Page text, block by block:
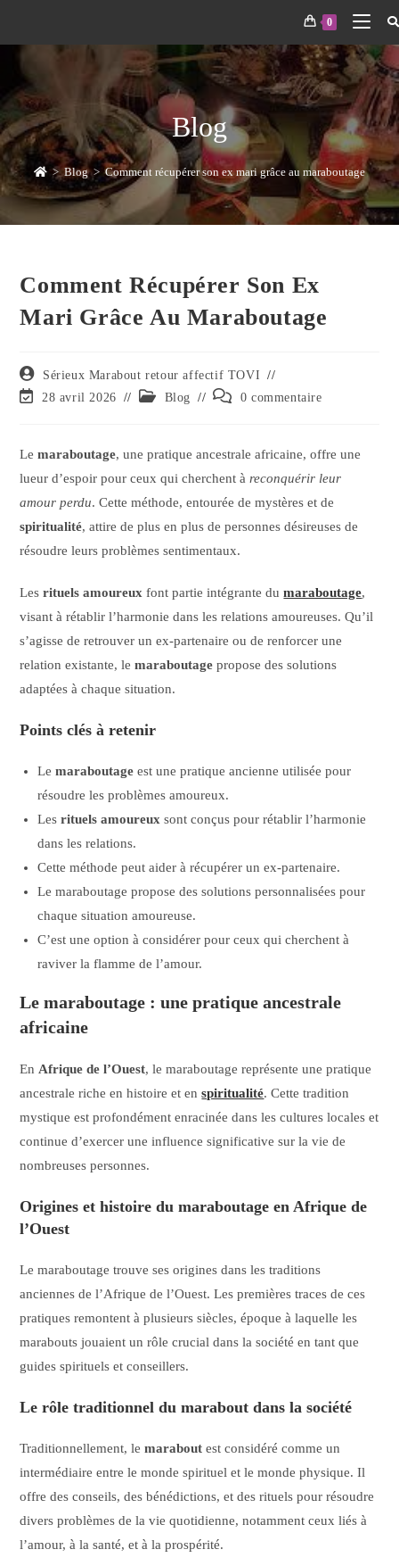
0
Blog
> Blog > Comment récupérer son ex mari grâce au maraboutage
Comment Récupérer Son Ex
Mari Grâce Au Maraboutage
Sérieux Marabout retour affectif TOVI
28 avril 2026
Blog 0 commentaire
Lemaraboutage, une pratique ancestrale africaine, offre une
lueur d’espoir pour ceux qui cherchent àreconquérir leur
amour perdu. Cette méthode, entourée de mystères et de
spiritualité, attire de plus en plus de personnes désireuses de
résoudre leurs problèmes sentimentaux.
Lesrituels amoureux font partie intégrante dumaraboutage,
visant à rétablir l’harmonie dans les relations amoureuses. Qu’il
s’agisse de retrouver un ex-partenaire ou de renforcer une
relation existante, lemaraboutage propose des solutions
adaptées à chaque situation.
Points clés à retenir
Lemaraboutage est une pratique ancienne utilisée pour
résoudre les problèmes amoureux.
Lesrituels amoureux sont conçus pour rétablir l’harmonie
dans les relations.
Cette méthode peut aider à récupérer un ex-partenaire.
Le maraboutage propose des solutions personnalisées pour
chaque situation amoureuse.
C’est une option à considérer pour ceux qui cherchent à
raviver la flamme de l’amour.
Le maraboutage : une pratique ancestrale
africaine
En Afrique de l’Ouest, le maraboutage représente une pratique
ancestrale riche en histoire et enspiritualité. Cette tradition
mystique est profondément enracinée dans les cultures locales et
continue d’exercer une influence significative sur la vie de
nombreuses personnes.
Origines et histoire du maraboutage en Afrique de
l’Ouest
Le maraboutage trouve ses origines dans les traditions
anciennes de l’Afrique de l’Ouest. Les premières traces de ces
pratiques remontent à plusieurs siècles, époque à laquelle les
marabouts jouaient un rôle crucial dans la société en tant que
guides spirituels et conseillers.
Le rôle traditionnel du marabout dans la société
Traditionnellement, lemarabout est considéré comme un
intermédiaire entre le monde spirituel et le monde physique. Il
offre des conseils, des bénédictions, et des rituels pour résoudre
divers problèmes de la vie quotidienne, notamment ceux liés à
l’amour, à la santé, et à la prospérité.